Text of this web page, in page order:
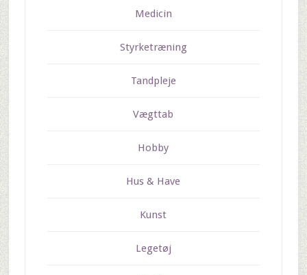
Medicin
Styrketræning
Tandpleje
Vægttab
Hobby
Hus & Have
Kunst
Legetøj